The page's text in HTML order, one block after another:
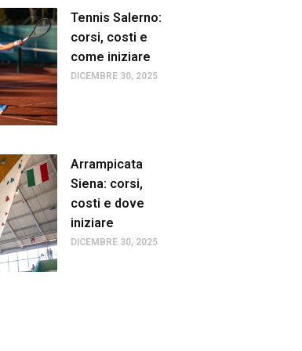
Tennis Salerno:
corsi, costi e
come iniziare
DICEMBRE 30, 2025
Arrampicata
Siena: corsi,
costi e dove
iniziare
DICEMBRE 30, 2025